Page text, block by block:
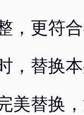
，更符
，替换
美替换